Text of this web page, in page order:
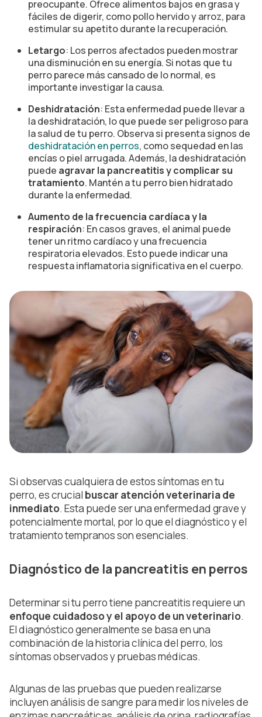
preocupante. Ofrece alimentos bajos en grasa y
fáciles de digerir, como pollo hervido y arroz, para
estimular su apetito durante la recuperación.
Letargo: Los perros afectados pueden mostrar
una disminución en su energía. Si notas que tu
perro parece más cansado de lo normal, es
importante investigar la causa.
Deshidratación: Esta enfermedad puede llevar a
la deshidratación, lo que puede ser peligroso para
la salud de tu perro. Observa si presenta signos de
deshidratación en perros, como sequedad en las
encías o piel arrugada. Además, la deshidratación
puede agravar la pancreatitis y complicar su
tratamiento. Mantén a tu perro bien hidratado
durante la enfermedad.
Aumento de la frecuencia cardíaca y la
respiración: En casos graves, el animal puede
tener un ritmo cardíaco y una frecuencia
respiratoria elevados. Esto puede indicar una
respuesta inflamatoria significativa en el cuerpo.
Si observas cualquiera de estos síntomas en tu
perro, es crucial buscar atención veterinaria de
inmediato. Esta puede ser una enfermedad grave y
potencialmente mortal, por lo que el diagnóstico y el
tratamiento tempranos son esenciales.
Diagnóstico de la pancreatitis en perros
Determinar si tu perro tiene pancreatitis requiere un
enfoque cuidadoso y el apoyo de un veterinario.
El diagnóstico generalmente se basa en una
combinación de la historia clínica del perro, los
síntomas observados y pruebas médicas.
Algunas de las pruebas que pueden realizarse
incluyen análisis de sangre para medir los niveles de